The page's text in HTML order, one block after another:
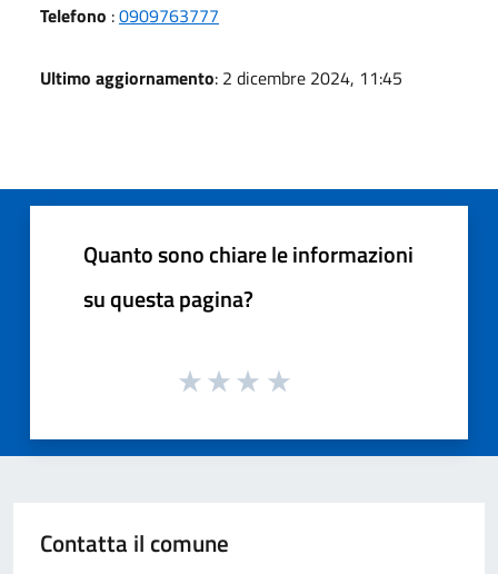
Telefono :0909763777
Ultimo aggiornamento: 2 dicembre 2024, 11:45
Quanto sono chiare le informazioni
su questa pagina?
Contatta il comune